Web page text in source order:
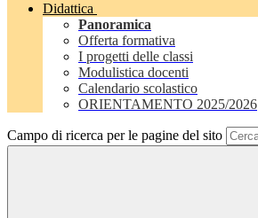
Didattica
Panoramica
Offerta formativa
I progetti delle classi
Modulistica docenti
Calendario scolastico
ORIENTAMENTO 2025/2026
Campo di ricerca per le pagine del sito